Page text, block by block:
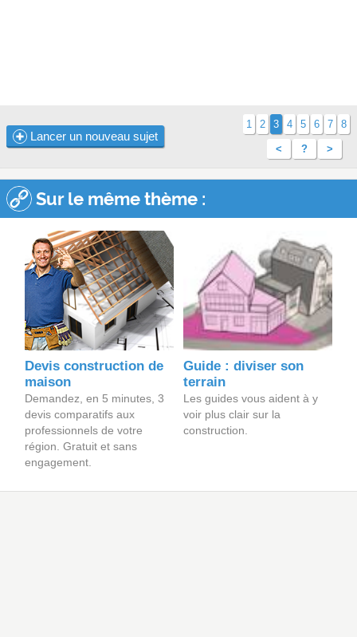
Lancer un nouveau sujet
1 2 3 4 5 6 7 8
< ? >
Sur le même thème :
Devis construction de
maison
Demandez, en 5 minutes, 3
devis comparatifs aux
professionnels de votre
région. Gratuit et sans
engagement.
Guide : diviser son
terrain
Les guides vous aident à y
voir plus clair sur la
construction.